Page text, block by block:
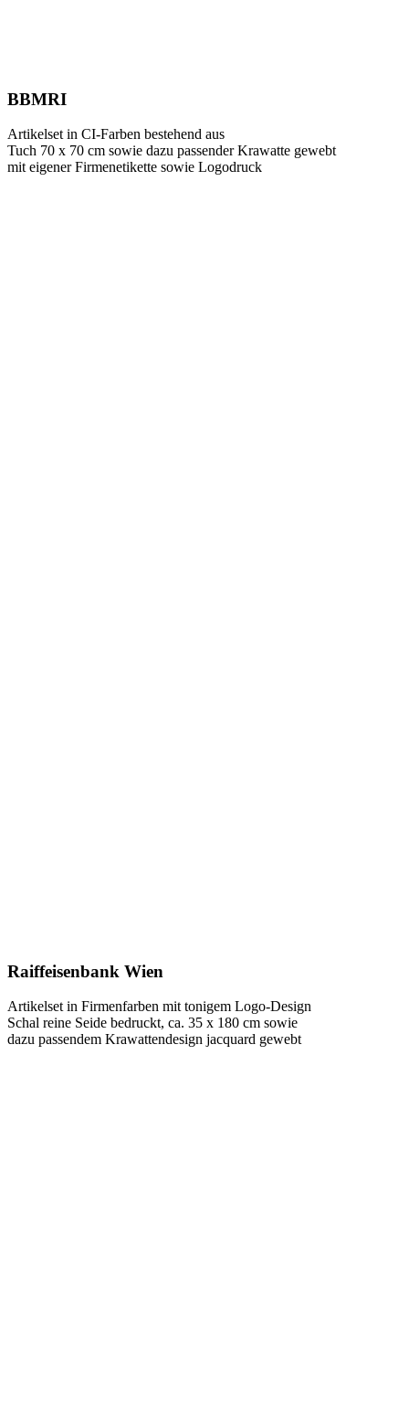
BBMRI
Artikelset in CI-Farben bestehend aus
Tuch 70 x 70 cm sowie dazu passender Krawatte gewebt
mit eigener Firmenetikette sowie Logodruck
Raiffeisenbank Wien
Artikelset in Firmenfarben mit tonigem Logo-Design
Schal reine Seide bedruckt, ca. 35 x 180 cm sowie
dazu passendem Krawattendesign jacquard gewebt